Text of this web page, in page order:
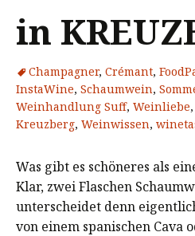
in
Champagner, Crémant,
InstaWine, Schaumwein,
Weinhandlung Suff, Weinliebe,
Kreuzberg, Weinwissen,
Was gibt es schöneres als
Klar, zwei Flaschen
unterscheidet denn
von einem spanischen Cava